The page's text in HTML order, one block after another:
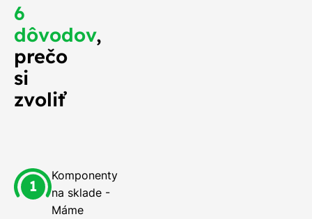
6
dôvodov,
prečo
si
zvoliť
Komponenty
na sklade -
Máme